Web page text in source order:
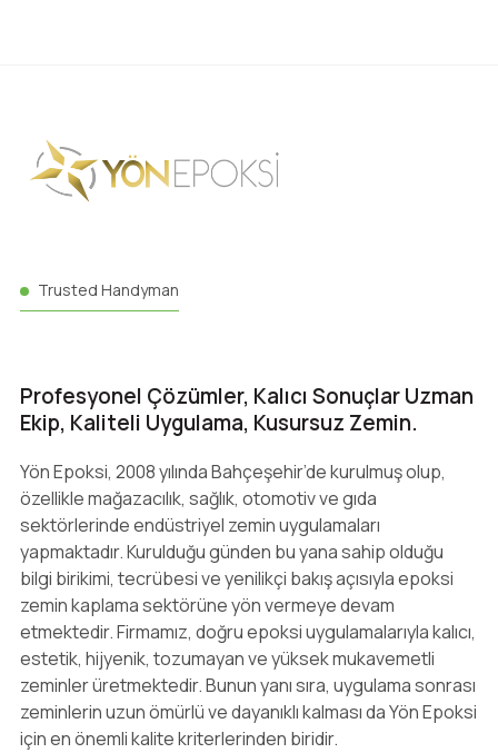
Trusted Handyman
Profesyonel Çözümler, Kalıcı Sonuçlar Uzman
Ekip, Kaliteli Uygulama, Kusursuz Zemin.
Yön Epoksi, 2008 yılında Bahçeşehir’de kurulmuş olup,
özellikle mağazacılık, sağlık, otomotiv ve gıda
sektörlerinde endüstriyel zemin uygulamaları
yapmaktadır. Kurulduğu günden bu yana sahip olduğu
bilgi birikimi, tecrübesi ve yenilikçi bakış açısıyla epoksi
zemin kaplama sektörüne yön vermeye devam
etmektedir. Firmamız, doğru epoksi uygulamalarıyla kalıcı,
estetik, hijyenik, tozumayan ve yüksek mukavemetli
zeminler üretmektedir. Bunun yanı sıra, uygulama sonrası
zeminlerin uzun ömürlü ve dayanıklı kalması da Yön Epoksi
için en önemli kalite kriterlerinden biridir.